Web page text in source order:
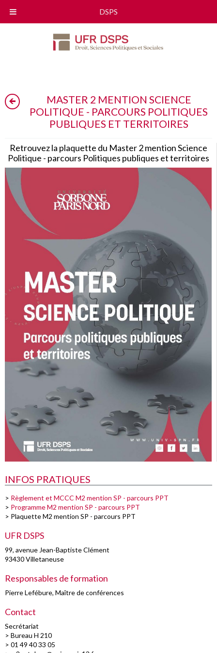
MASTER 2 MENTION SCIENCE
POLITIQUE - PARCOURS POLITIQUES
PUBLIQUES ET TERRITOIRES
Retrouvez la plaquette du Master 2 mention Science
Politique - parcours Politiques publiques et territoires
INFOS PRATIQUES
> Règlement et MCCC M2 mention SP - parcours PPT
> Programme M2 mention SP - parcours PPT
> Plaquette M2 mention SP - parcours PPT
UFR DSPS
99, avenue Jean-Baptiste Clément
93430 Villetaneuse
Responsables de formation
Pierre Lefébure, Maître de conférences
Contact
Secrétariat
> Bureau H 210
> 01 49 40 33 05
DSPS